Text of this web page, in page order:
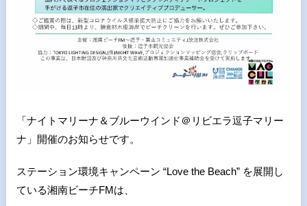
「ナイトマリーナ＆ブルーウインド＠リビエラ逗子マリー
ナ」開催のお知らせです。
ステーション環境キャンペーン “Love the Beach” を展開し
ている湘南ビーチFMは、